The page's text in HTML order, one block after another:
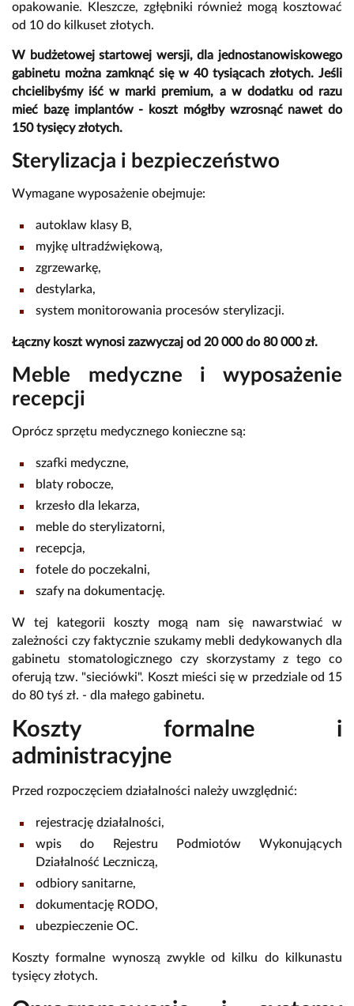
opakowanie. Kleszcze, zgłębniki również mogą kosztować
od 10 do kilkuset złotych.
W budżetowej startowej wersji, dla jednostanowiskowego
gabinetu można zamknąć się w 40 tysiącach złotych. Jeśli
chcielibyśmy iść w marki premium, a w dodatku od razu
mieć bazę implantów - koszt mógłby wzrosnąć nawet do
150 tysięcy złotych.
Sterylizacja i bezpieczeństwo
Wymagane wyposażenie obejmuje:
autoklaw klasy B,
myjkę ultradźwiękową,
zgrzewarkę,
destylarka,
system monitorowania procesów sterylizacji.
Łączny koszt wynosi zazwyczaj od 20 000 do 80 000 zł.
Meble medyczne i wyposażenie
recepcji
Oprócz sprzętu medycznego konieczne są:
szafki medyczne,
blaty robocze,
krzesło dla lekarza,
meble do sterylizatorni,
recepcja,
fotele do poczekalni,
szafy na dokumentację.
W tej kategorii koszty mogą nam się nawarstwiać w
zależności czy faktycznie szukamy mebli dedykowanych dla
gabinetu stomatologicznego czy skorzystamy z tego co
oferują tzw. "sieciówki". Koszt mieści się w przedziale od 15
do 80 tyś zł. - dla małego gabinetu.
Koszty formalne i
administracyjne
Przed rozpoczęciem działalności należy uwzględnić:
rejestrację działalności,
wpis do Rejestru Podmiotów Wykonujących
Działalność Leczniczą,
odbiory sanitarne,
dokumentację RODO,
ubezpieczenie OC.
Koszty formalne wynoszą zwykle od kilku do kilkunastu
tysięcy złotych.